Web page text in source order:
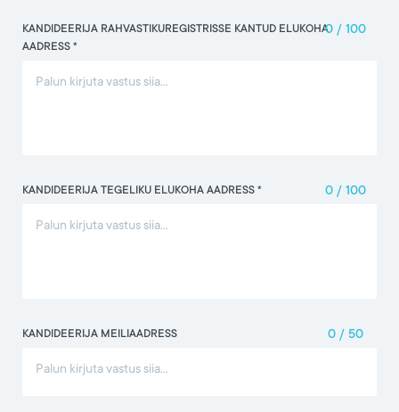
KANDIDEERIJA RAHVASTIKUREGISTRISSE KANTUD ELUKOHA
AADRESS *
0 / 100
KANDIDEERIJA TEGELIKU ELUKOHA AADRESS * 0 / 100
KANDIDEERIJA MEILIAADRESS 0 / 50